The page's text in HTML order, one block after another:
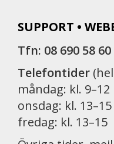
SUPPORT •
Tfn: 08 690 58 60
Telefontider
måndag: kl. 9–12
onsdag: kl. 13–15
fredag: kl. 13–15